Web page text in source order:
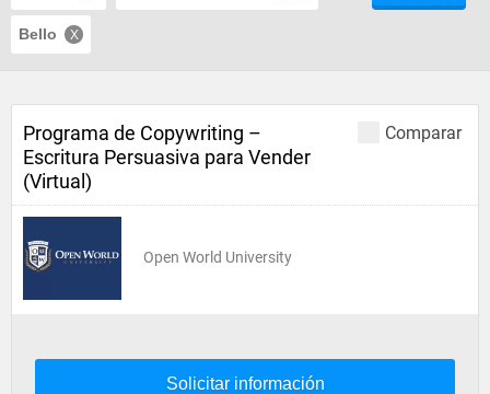
Bello
Comparar
Programa de Copywriting –
Escritura Persuasiva para Vender
(Virtual)
Open World University
Solicitar información